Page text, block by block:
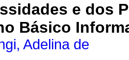
e dos
Básico
Adelina de